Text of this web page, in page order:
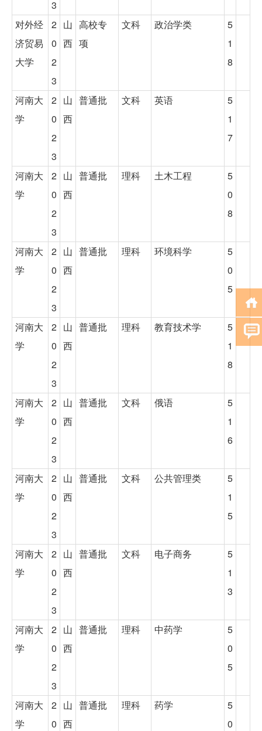
3
对外经
济贸易
大学
2
0
2
3
山
西
高校专
项
文科 政治学类
5
1
8
河南大
学
2
0
2
3
山
西
普通批 文科 英语
5
1
7
河南大
学
2
0
2
3
山
西
普通批 理科 土木工程
5
0
8
河南大
学
2
0
2
3
山
西
普通批 理科 环境科学
5
0
5
河南大
学
2
0
2
3
山
西
普通批 理科 教育技术学
5
1
8
河南大
学
2
0
2
3
山
西
普通批 文科 俄语
5
1
6
河南大
学
2
0
2
3
山
西
普通批 文科 公共管理类
5
1
5
河南大
学
2
0
2
3
山
西
普通批 文科 电子商务
5
1
3
河南大
学
2
0
2
3
山
西
普通批 理科 中药学
5
0
5
河南大
学
2
0
山
西
普通批 理科 药学
5
0